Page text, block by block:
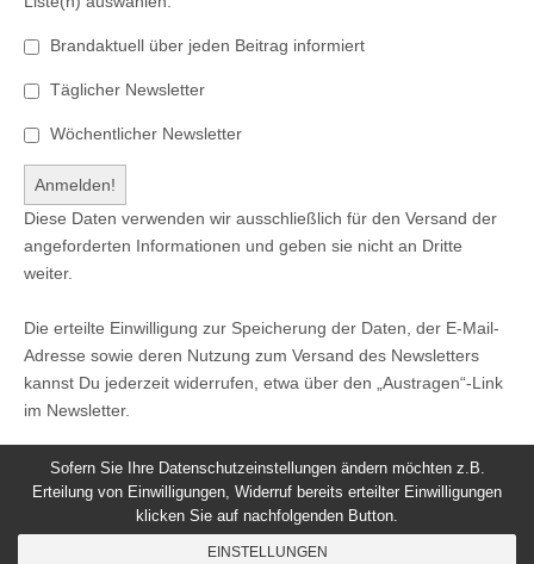
Brandaktuell über jeden Beitrag informiert
Täglicher Newsletter
Wöchentlicher Newsletter
Diese Daten verwenden wir ausschließlich für den Versand der
angeforderten Informationen und geben sie nicht an Dritte
weiter.
Die erteilte Einwilligung zur Speicherung der Daten, der E-Mail-
Adresse sowie deren Nutzung zum Versand des Newsletters
kannst Du jederzeit widerrufen, etwa über den „Austragen“-Link
im Newsletter.
Sofern Sie Ihre Datenschutzeinstellungen ändern möchten z.B.
Erteilung von Einwilligungen, Widerruf bereits erteilter Einwilligungen
klicken Sie auf nachfolgenden Button.
EINSTELLUNGEN